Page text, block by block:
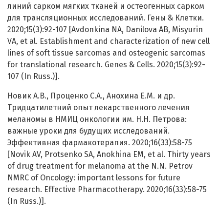
линий сарком мягких тканей и остеогенных сарком
для трансляционных исследований. Гены & Клетки.
2020;15(3):92-107 [Avdonkina NA, Danilova AB, Misyurin
VA, et al. Establishment and characterization of new cell
lines of soft tissue sarcomas and osteogenic sarcomas
for translational research. Genes & Cells. 2020;15(3):92-
107 (In Russ.)].
Новик А.В., Проценко С.А., Анохина Е.М. и др.
Тридцатилетний опыт лекарственного лечения
меланомы в НМИЦ онкологии им. Н.Н. Петрова:
важные уроки для будущих исследований.
Эффективная фармакотерапия. 2020;16(33):58-75
[Novik AV, Protsenko SA, Anokhina EM, et al. Thirty years
of drug treatment for melanoma at the N.N. Petrov
NMRC of Oncology: important lessons for future
research. Effective Pharmacotherapy. 2020;16(33):58-75
(In Russ.)].